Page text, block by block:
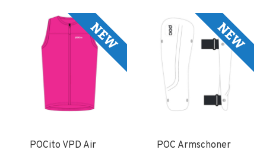
POCito VPD Air
POC Armschoner